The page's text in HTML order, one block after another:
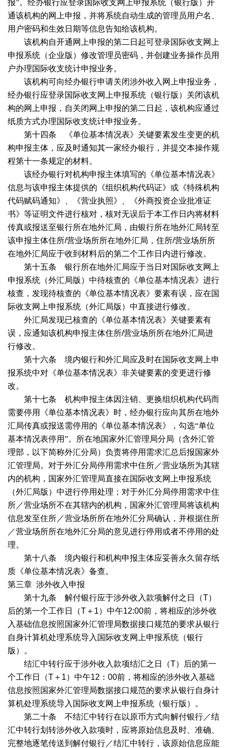
报”。经办银行应登录国际收支网上申报系统（银行版）开
通该机构的网上申报，并将系统自动生成的管理员用户名、
用户密码和生效日期等信息告知给该机构。
该机构自开通网上申报的第二日起可登录国际收支网上
申报系统（企业版）修改管理员密码，并创建业务操作员用
户办理国际收支统计申报业务。
该机构可向经办银行申请关闭涉外收入网上申报业务，
经办银行应登录国际收支网上申报系统（银行版）关闭该机
构的网上申报，自关闭网上申报的第二日起，该机构应通过
纸质方式办理国际收支统计申报业务。
第十四条 《单位基本情况表》关键要素发生变更的机
构申报主体，应及时通知其一家经办银行，并提交本操作规
程第十一条规定的材料。
该经办银行对机构申报主体填写的《单位基本情况表》
信息与该申报主体提供的《组织机构代码证》或《特殊机构
代码赋码通知》、《营业执照》、《外商投资企业批准证
书》等证明文件进行核对，核对无误后于本工作日内将材料
传真或报送至银行所在地外汇局，由银行所在地外汇局转至
该申报主体住所/营业场所所在地外汇局，住所/营业场所所
在地外汇局应于收到材料后的第二个工作日内进行修改。
第十五条 银行所在地外汇局应于当日对国际收支网上
申报系统（外汇局版）中待核查的《单位基本情况表》进行
核查，发现待核查的《单位基本情况表》要素有误，应在国
际收支网上申报系统（外汇局版）中直接进行修改。
外汇局发现已核查的《单位基本情况表》关键要素有
误，应通知该机构申报主体住所/营业场所所在地外汇局进
行修改。
第十六条 境内银行和外汇局应及时在国际收支网上申
报系统中对《单位基本情况表》非关键要素的变更进行修
改。
第十七条 机构申报主体因注销、更换组织机构代码而
需要停用《单位基本情况表》时，经办银行应向其所在地外
汇局传真或报送需停用的《单位基本情况表》，勾选“单位
基本情况表停用”。所在地国家外汇管理局分局（含外汇管
理部，以下简称外汇分局）负责将停用需求汇总后报国家外
汇管理局。对于外汇分局停用需求中住所／营业场所为其辖
内的机构，国家外汇管理局直接在国际收支网上申报系统
（外汇局版）中进行停用处理；对于外汇分局停用需求中住
所／营业场所不在其辖内的机构，国家外汇管理局将该机构
信息发至住所／营业场所所在地外汇分局确认，并根据住所
／营业场所所在地外汇分局的意见进行停用或者不停用的处
理。
第十八条 境内银行和机构申报主体应妥善永久留存纸
质《单位基本情况表》备查。
第三章 涉外收入申报
第十九条 解付银行应于涉外收入款项解付之日（T）
后的第一个工作日（T＋ 1）中午12:00前，将相应的涉外收
入基础信息按照国家外汇管理局数据接口规范的要求从银行
自身计算机处理系统导入国际收支网上申报系统（银行
版）。
结汇中转行应于涉外收入款项结汇之日（T）后的第一
个工作日（T＋ 1）中午12 ： 00前，将相应的涉外收入基础
信息按照国家外汇管理局数据接口规范的要求从银行自身计
算机处理系统导入国际收支网上申报系统（银行版）。
第二十条 不结汇中转行在以原币方式向解付银行／结
汇中转行划转涉外收入款项时，应将原始信息及时、准确、
完整地逐笔传送到解付银行／结汇中转行，该原始信息应能